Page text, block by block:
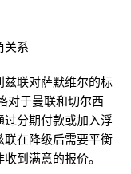
关系
兹联对萨默维尔的标
对于曼联和切尔西
分期付款或加入浮
联在降级后需要平衡
到满意的报价。